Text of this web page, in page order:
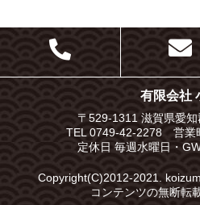
有限会社
〒529-1311 滋賀県愛
TEL 0749-42-2278 営業
定休日 毎週水曜日・
Copyright(C)2012-2021.
コンテンツの無断転